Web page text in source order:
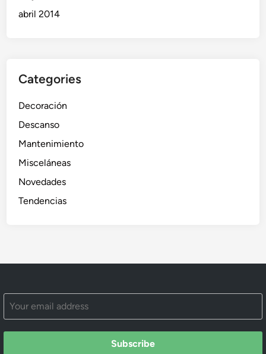
abril 2014
Categories
Decoración
Descanso
Mantenimiento
Misceláneas
Novedades
Tendencias
Subscribe